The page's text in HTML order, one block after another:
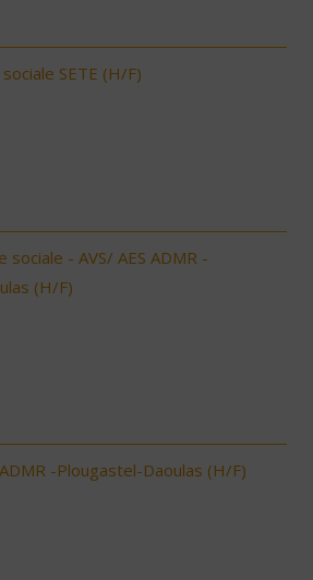
SETE (H/F)
sociale - AVS/ AES ADMR -
(H/F)
-Plougastel-Daoulas (H/F)